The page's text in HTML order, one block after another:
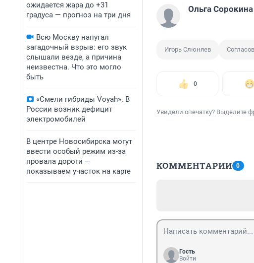
ожидается жара до +31
градуса — прогноз на три дня
Всю Москву напугал
загадочный взрыв: его звук
слышали везде, а причина
неизвестна. Что это могло
быть
«Смели гибриды Voyah». В
России возник дефицит
электромобилей
В центре Новосибирска могут
ввести особый режим из-за
провала дороги —
показываем участок на карте
Ольга Сорокина
Игорь Слюняев
0
Увидели опечатку? Выделите
КОММЕНТАРИИ 0
Гость
Войти